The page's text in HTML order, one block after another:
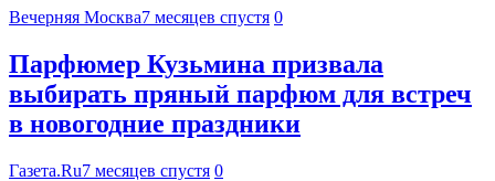
Вечерняя Москва7 месяцев спустя 0
Парфюмер Кузьмина призвала
выбирать пряный парфюм для встреч
в новогодние праздники
Газета.Ru7 месяцев спустя 0